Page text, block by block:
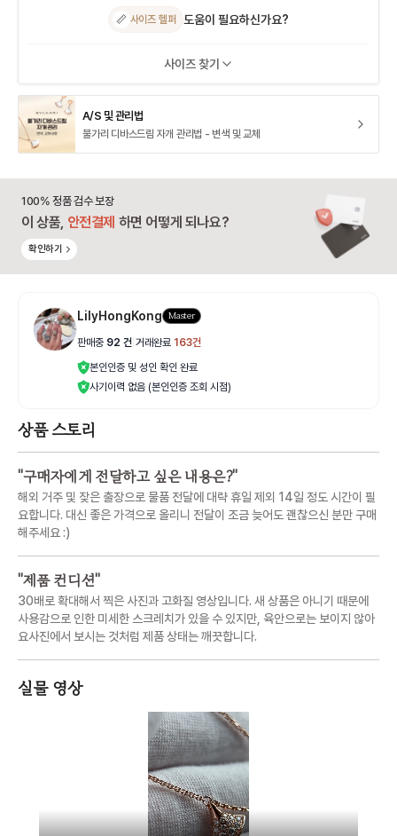
📏 사이즈 헬퍼 도움이 필요하신가요?
사이즈 찾기
A/S 및 관리법
불가리 디바스드림 자개 관리법 - 변색 및 교체
100% 정품 검수 보장
이 상품, 안전결제 하면 어떻게 되나요?
확인하기
LilyHongKong Master
판매중 92 건 거래완료 163건
본인인증 및 성인 확인 완료
사기이력 없음 (본인인증 조회 시점)
상품 스토리
"구매자에게 전달하고 싶은 내용은?"
해외 거주 및 잦은 출장으로 물품 전달에 대략 휴일 제외 14일 정도 시간이 필
요합니다. 대신 좋은 가격으로 올리니 전달이 조금 늦어도 괜찮으신 분만 구매
해주세요 :)
"제품 컨디션"
30배로 확대해서 찍은 사진과 고화질 영상입니다. 새 상품은 아니기 때문에
사용감으로 인한 미세한 스크레치가 있을 수 있지만, 육안으로는 보이지 않아
요사진에서 보시는 것처럼 제품 상태는 깨끗합니다.
실물 영상